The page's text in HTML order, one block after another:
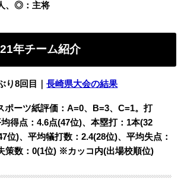
、◎：主将
年チーム紹介
り8回目｜長崎県大会の結果
ーツ紙評価：A=0、B=3、C=1。打
得点：4.6点(47位)、本塁打：1本(32
位)、平均犠打数：2.4(28位)、平均失点：
策数：0(1位) ※カッコ内(出場校順位)